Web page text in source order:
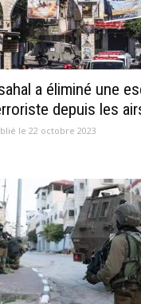
a éliminé une
depuis les
le 22 octobre 2023